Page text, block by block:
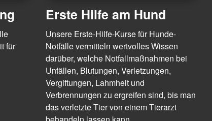
für
Erste Hilfe am Hund
Unsere Erste-Hilfe-Kurse für Hunde-
Notfälle vermitteln wertvolles Wissen
darüber, welche Notfallmaßnahmen bei
Unfällen, Blutungen, Verletzungen,
Vergiftungen, Lahmheit und
Verbrennungen zu ergreifen sind, bis man
das verletzte Tier von einem Tierarzt